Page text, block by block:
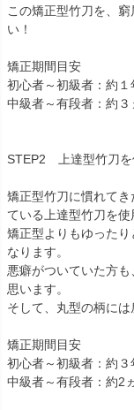
この矯正型竹刀を、
い！
矯正期間目安
初心者～初級者：約１
中級者～有段者：約３
STEP2 上達型竹刀を
矯正型竹刀に慣れて
ている上達型竹刀を使
矯正型よりもゆった
なります。
悪癖がついていた方
思います。
そして、丸型の柄に
矯正期間目安
初心者～初級者：約３
中級者～有段者：約2